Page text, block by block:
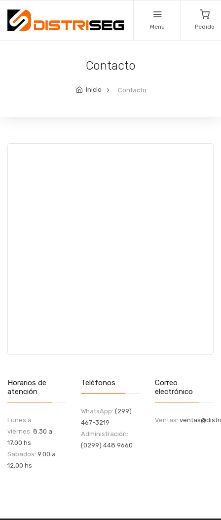
Menu Pedido
Contacto
Inicio Contacto
Horarios de
atención
Lunes a
viernes: 8.30 a
17.00 hs
Sabados: 9.00 a
12.00 hs
Teléfonos
WhatsApp: (299)
467-3219
Administración:
(0299) 448 9660
Correo
electrónico
Ventas: